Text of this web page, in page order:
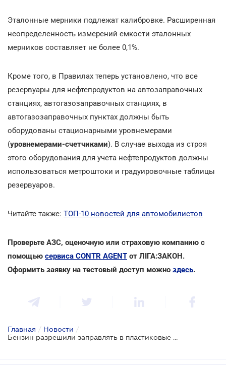
Эталонные мерники подлежат калибровке. Расширенная
неопределенность измерений емкости эталонных
мерников составляет не более 0,1%.
Кроме того, в Правилах теперь установлено, что все
резервуары для нефтепродуктов на автозаправочных
станциях, автогазозаправочных станциях, в
автогазозаправочных пунктах должны быть
оборудованы стационарными уровнемерами
(уровнемерами-счетчиками). В случае выхода из строя
этого оборудования для учета нефтепродуктов должны
использоваться метроштоки и градуировочные таблицы
резервуаров.
Читайте также: ТОП-10 новостей для автомобилистов
Проверьте АЗС, оценочную или страховую компанию с
помощью сервиса CONTR AGENT от ЛІГА:ЗАКОН.
Оформить заявку на тестовый доступ можно здесь.
Главная / Новости /
Бензин разрешили заправлять в пластиковые канистры